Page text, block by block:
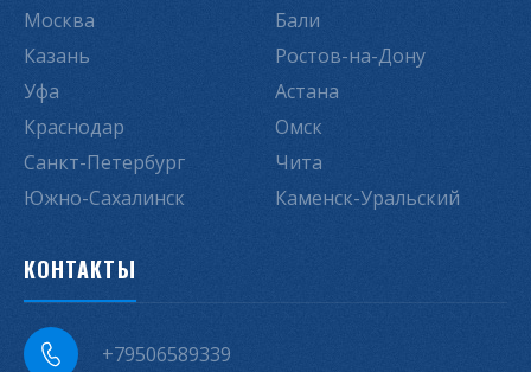
Москва
Казань
Уфа
Краснодар
Санкт-Петербург
Южно-Сахалинск
Бали
Ростов-на-Дону
Астана
Омск
Чита
Каменск-Уральский
КОНТАКТЫ
+79506589339